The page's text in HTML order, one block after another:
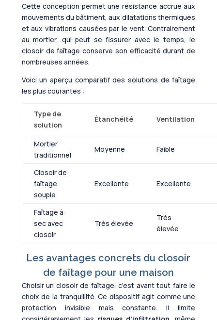
Cette conception permet une résistance accrue aux
mouvements du bâtiment, aux dilatations thermiques
et aux vibrations causées par le vent. Contrairement
au mortier, qui peut se fissurer avec le temps, le
closoir de faîtage conserve son efficacité durant de
nombreuses années.
Voici un aperçu comparatif des solutions de faîtage
les plus courantes :
Type de
solution
Étanchéité Ventilation
Mortier
traditionnel
Moyenne Faible
Closoir de
faîtage
souple
Excellente Excellente
Faîtage à
sec avec
closoir
Très élevée
Très
élevée
Les avantages concrets du closoir
de faîtage pour une maison
Choisir un closoir de faîtage, c’est avant tout faire le
choix de la tranquillité. Ce dispositif agit comme une
protection invisible mais constante. Il limite